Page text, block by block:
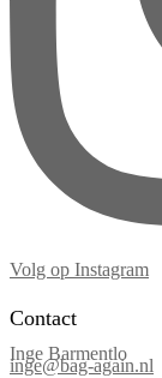
Volg op Instagram
Contact
Inge Barmentlo
inge@bag-again.nl